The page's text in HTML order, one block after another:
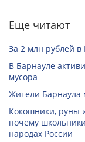
Еще читают
За 2 млн рублей в
В Барнауле
мусора
Жители Барнаула
Кокошники, руны
почему
народах России